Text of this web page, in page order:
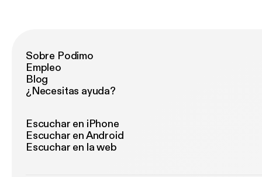
Sobre Podimo
Empleo
Blog
¿Necesitas ayuda?
Escuchar en iPhone
Escuchar en Android
Escuchar en la web